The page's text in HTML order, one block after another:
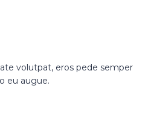
volutpat, eros pede semper
eu augue.